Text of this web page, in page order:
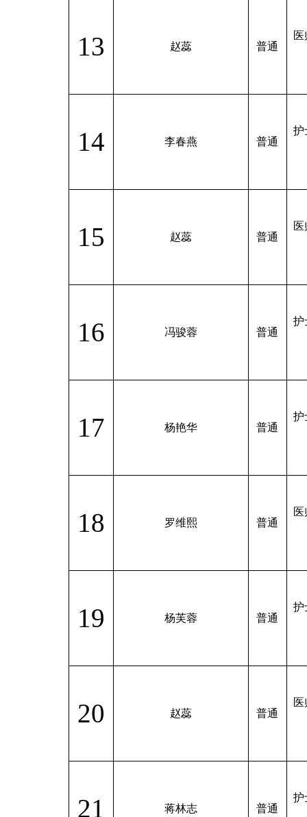
13 赵蕊 普通
14 李春燕 普通
护
15 赵蕊 普通
16 冯骏蓉 普通
护
17 杨艳华 普通
护
18 罗维熙 普通
19 杨芙蓉 普通
护
20 赵蕊 普通
21 蒋林志 普通
护